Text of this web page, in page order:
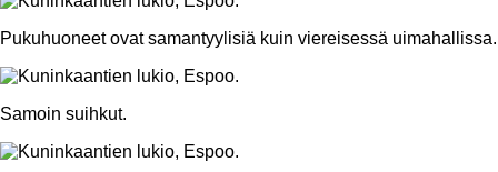
Pukuhuoneet ovat samantyylisiä kuin viereisessä uimahallissa.
Samoin suihkut.